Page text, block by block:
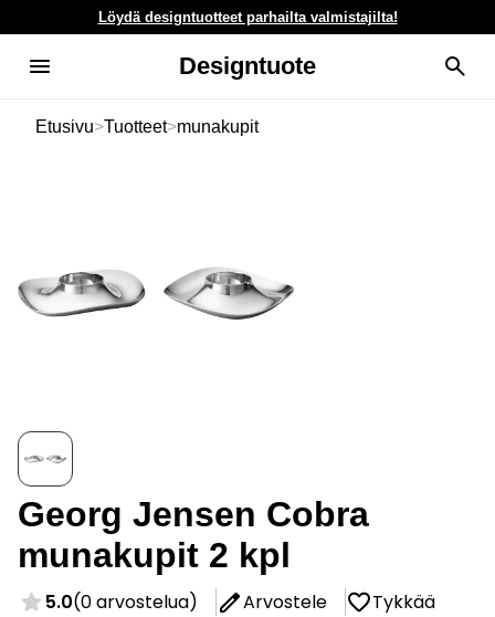
Löydä designtuotteet parhailta valmistajilta!
Designtuote
Etusivu>Tuotteet>munakupit
Georg Jensen Cobra
munakupit 2 kpl
5.0(0 arvostelua) Arvostele
Tykkää